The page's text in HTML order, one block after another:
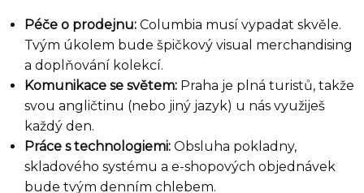
Péče o prodejnu: Columbia musí vypadat skvěle.
Tvým úkolem bude špičkový visual merchandising
a doplňování kolekcí.
Komunikace se světem: Praha je plná turistů, takže
svou angličtinu (nebo jiný jazyk) u nás využiješ
každý den.
Práce s technologiemi: Obsluha pokladny,
skladového systému a e-shopových objednávek
bude tvým denním chlebem.